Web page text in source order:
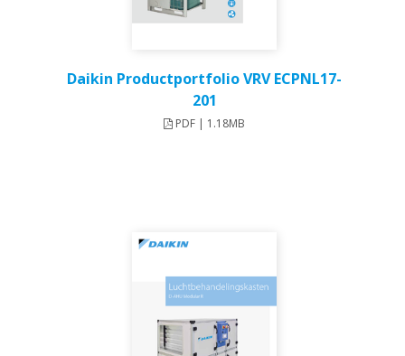
Daikin Productportfolio VRV ECPNL17-
201
PDF | 1.18MB